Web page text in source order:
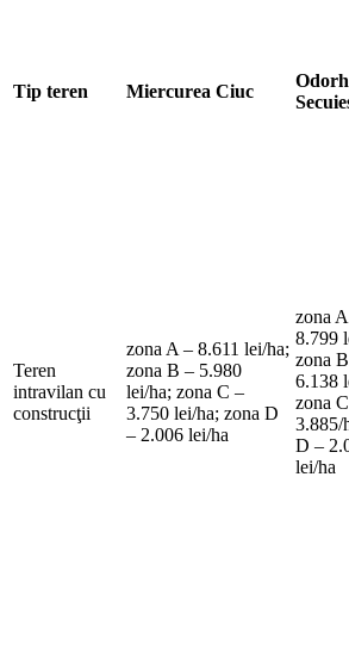
Tip teren Miercurea Ciuc
Teren
intravilan cu
construcţii
zona A – 8.611 lei/ha;
zona B – 5.980
lei/ha; zona C –
3.750 lei/ha; zona D
– 2.006 lei/ha
zona
8.799
zona
6.138
zona
3.885/
D –
lei/ha